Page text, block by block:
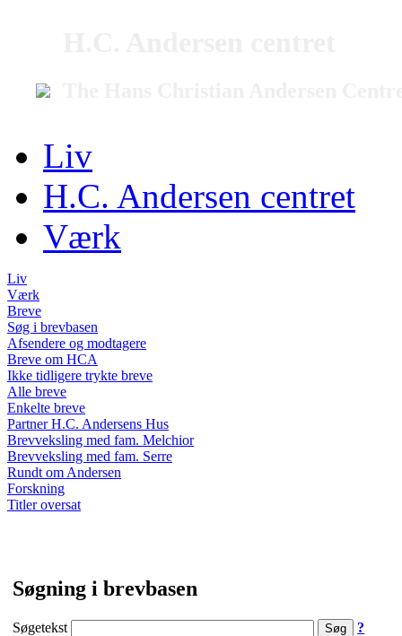
Liv
H.C. Andersen centret
Værk
Liv
Værk
Breve
Søg i brevbasen
Afsendere og modtagere
Breve om HCA
Ikke tidligere trykte breve
Alle breve
Enkelte breve
Partner H.C. Andersens Hus
Brevveksling med fam. Melchior
Brevveksling med fam. Serre
Rundt om Andersen
Forskning
Titler oversat
Søgning i brevbasen
Søgetekst ?